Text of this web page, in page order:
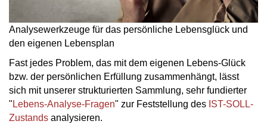
Analysewerkzeuge für das persönliche Lebensglück und
den eigenen Lebensplan
Fast jedes Problem, das mit dem eigenen Lebens-Glück
bzw. der persönlichen Erfüllung zusammenhängt, lässt
sich mit unserer strukturierten Sammlung, sehr fundierter
" Lebens-Analyse-Fragen" zur Feststellung des IST-SOLL-
Zustands analysieren.